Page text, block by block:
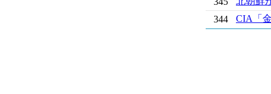
344
CIA「